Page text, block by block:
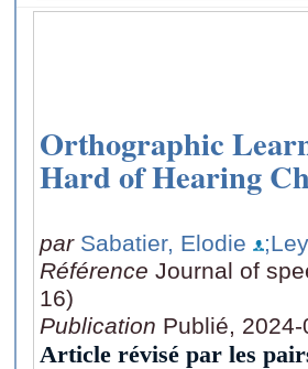
Orthographic
Hard of Hearing
par Sabatier, Elodie
Référence Journal of
16)
Publication Publié, 2024-
Article révisé par les